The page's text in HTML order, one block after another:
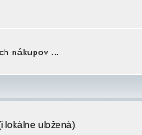
nákupov ...
lokálne uložená).